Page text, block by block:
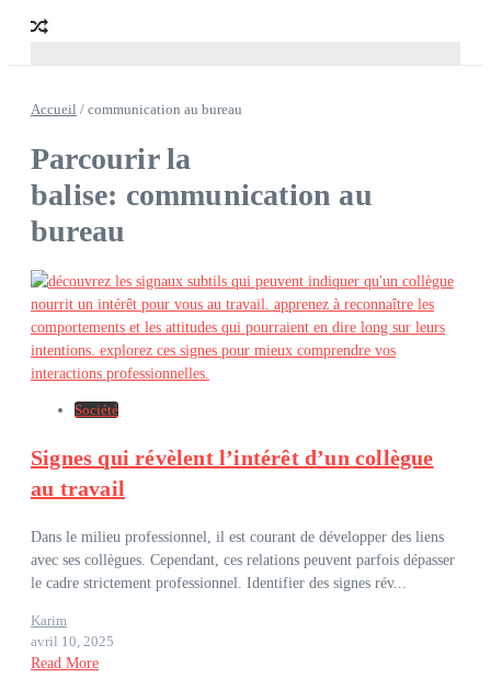
Accueil / communication au bureau
Parcourir la
balise: communication au
bureau
Société
Signes qui révèlent l’intérêt d’un collègue
au travail
Dans le milieu professionnel, il est courant de développer des liens
avec ses collègues. Cependant, ces relations peuvent parfois dépasser
le cadre strictement professionnel. Identifier des signes rév...
Karim
avril 10, 2025
Read More